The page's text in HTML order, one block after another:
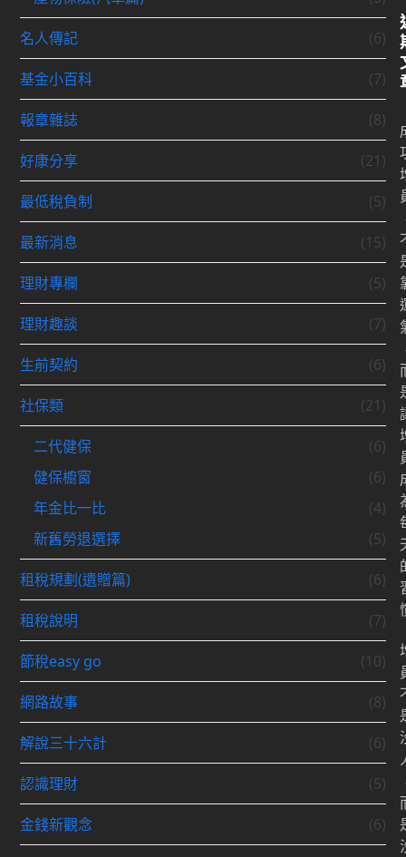
名人傳記 (6)
基金小百科 (7)
報章雜誌 (8)
好康分享 (21)
最低稅負制 (5)
最新消息 (15)
理財專欄 (5)
理財趣談 (7)
生前契約 (6)
社保類 (21)
二代健保
(6)
健保櫥窗
(6)
年金比一比
(4)
新舊勞退選擇
(5)
租稅規劃(遺贈篇) (6)
租稅說明 (7)
節稅easy go (10)
網路故事 (8)
解說三十六計 (6)
認識理財 (5)
金錢新觀念 (6)